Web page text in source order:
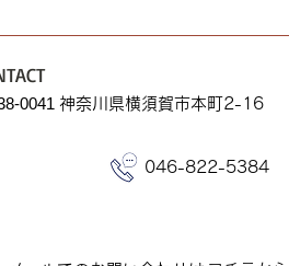
046-822-5384
0041 神奈川県横須賀市本町2-16